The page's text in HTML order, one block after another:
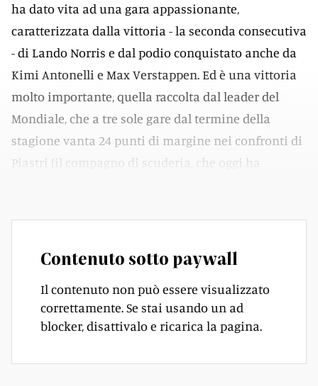
ha dato vita ad una gara appassionante,
caratterizzata dalla vittoria - la seconda consecutiva
- di Lando Norris e dal podio conquistato anche da
Kimi Antonelli e Max Verstappen. Ed è una vittoria
molto importante, quella raccolta dal leader del
Mondiale, che a tre sole gare dal termine della
stagione vanta 24 punti di margine nei confronti di
Piastri (il compagno di scuderia, che oggi ha
Contenuto sotto paywall
Il contenuto non può essere visualizzato
correttamente. Se stai usando un ad
blocker, disattivalo e ricarica la pagina.